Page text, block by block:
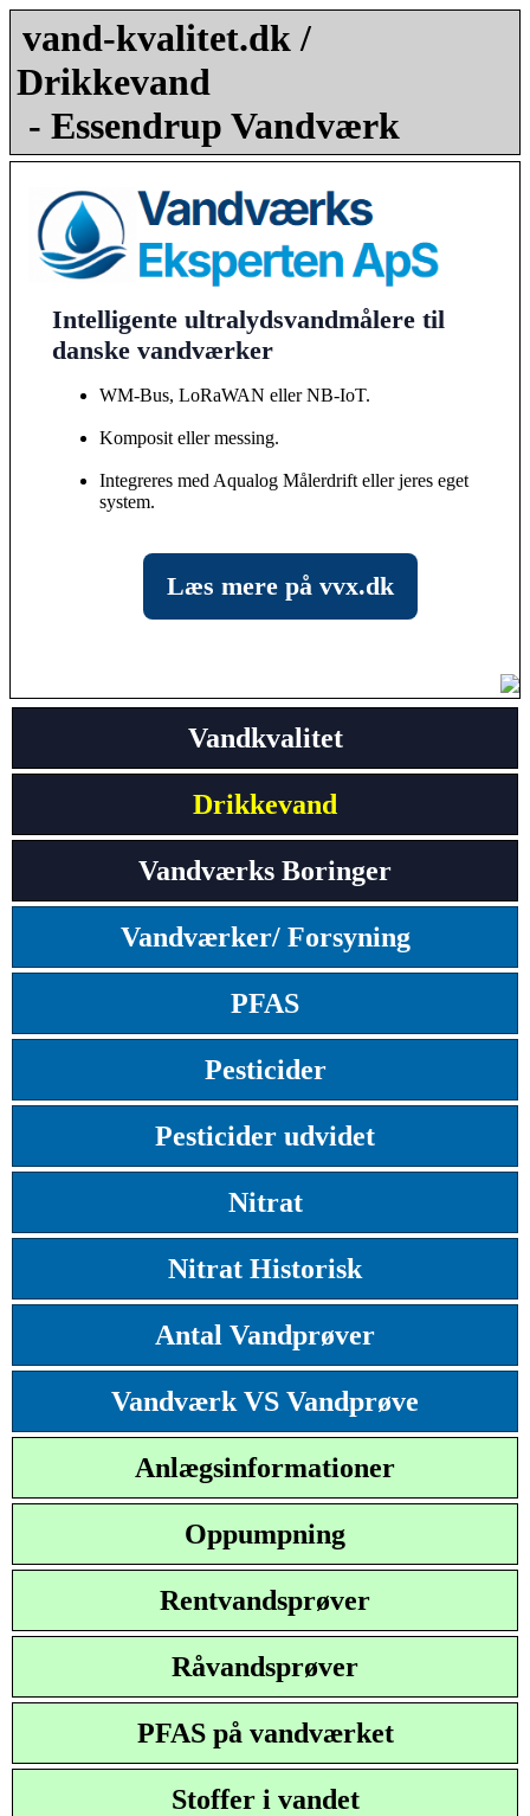
vand-kvalitet.dk /
Drikkevand
- Essendrup Vandværk
Intelligente ultralydsvandmålere til
danske vandværker
WM-Bus, LoRaWAN eller NB-IoT.
Komposit eller messing.
Integreres med Aqualog Målerdrift eller jeres eget
system.
Læs mere på vvx.dk
Vandkvalitet
Drikkevand
Vandværks Boringer
Vandværker/ Forsyning
PFAS
Pesticider
Pesticider udvidet
Nitrat
Nitrat Historisk
Antal Vandprøver
Vandværk VS Vandprøve
Anlægsinformationer
Oppumpning
Rentvandsprøver
Råvandsprøver
PFAS på vandværket
Stoffer i vandet